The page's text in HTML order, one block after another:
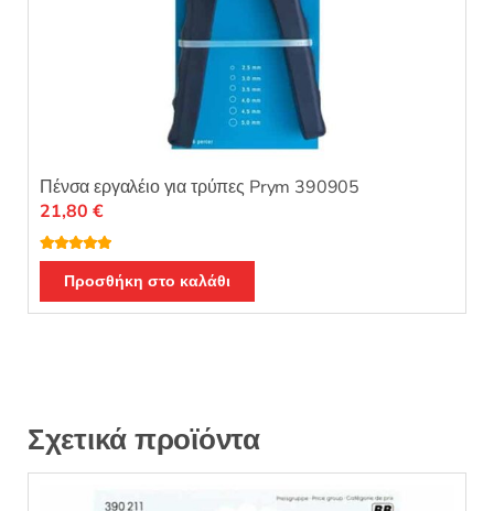
Πένσα εργαλέιο για τρύπες Prym 390905
Βαθμολογή
θηκε με 5.00
από 5
21,80 €
Προσθήκη στο καλάθι
Σχετικά προϊόντα